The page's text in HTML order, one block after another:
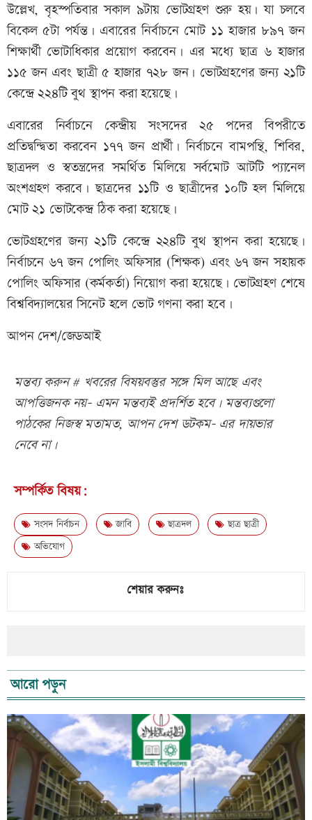
উল্লেখ, বৃহস্পতিবার সকাল ৯টায় ভোটগ্রহণ শুরু হয়। যা চলবে
বিকেল ৫টা পর্যন্ত। এবারের নির্বাচনে মোট ১১ হাজার ৮৯৭ জন
শিক্ষার্থী ভোটাধিকার প্রয়োগ করবেন। এর মধ্যে ছাত্র ৬ হাজার
১১৫ জন এবং ছাত্রী ৫ হাজার ৭২৮ জন। ভোটগ্রহণের জন্য ২১টি
কেন্দ্রে ২২৪টি বুথ স্থাপন করা হয়েছে।
এবারের নির্বাচনে কেন্দ্রীয় সংসদের ২৫ পদের বিপরীতে
প্রতিদ্বন্দ্বিতা করবেন ১৭৭ জন প্রার্থী। নির্বাচনে বামপন্থি, শিবির,
ছাত্রদল ও স্বতন্ত্রদের সমর্থিত মিলিয়ে সর্বমোট আটটি প্যানেল
অংশগ্রহণ করবে। ছাত্রদের ১১টি ও ছাত্রীদের ১০টি হল মিলিয়ে
মোট ২১ ভোটকেন্দ্র ঠিক করা হয়েছে।
ভোটগ্রহণের জন্য ২১টি কেন্দ্রে ২২৪টি বুথ স্থাপন করা হয়েছে।
নির্বাচনে ৬৭ জন পোলিং অফিসার (শিক্ষক) এবং ৬৭ জন সহায়ক
পোলিং অফিসার (কর্মকর্তা) নিয়োগ করা হয়েছে। ভোটগ্রহণ শেষে
বিশ্ববিদ্যালয়ের সিনেট হলে ভোট গণনা করা হবে।
আপন দেশ/জেডআই
মন্তব্য করুন # খবরের বিষয়বস্তুর সঙ্গে মিল আছে এবং
আপত্তিজনক নয়- এমন মন্তব্যই প্রদর্শিত হবে। মন্তব্যগুলো
পাঠকের নিজস্ব মতামত, আপন দেশ ডটকম- এর দায়ভার
নেবে না।
সম্পর্কিত বিষয়:
সংসদ নির্বাচন জাবি ছাত্রদল
ছাত্র ছাত্রী
অভিযোগ
শেয়ার করুনঃ
আরো পড়ুন